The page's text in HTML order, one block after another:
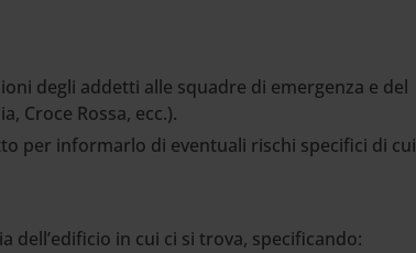
degli addetti alle squadre di emergenza e del
Croce Rossa, ecc.).
per informarlo di eventuali rischi specifici di
dell’edificio in cui ci si trova, specificando: